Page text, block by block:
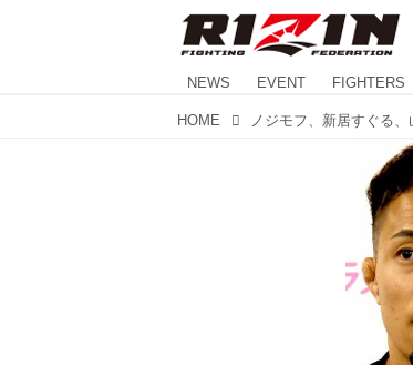
NEWS EVENT FIGHTERS
HOME